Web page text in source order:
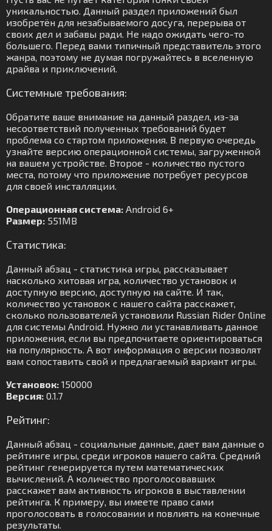
уникальностью. Данный раздел приложений был
изобретён для незабываемого досуга, перерыва от
своих дел и забавы ради. Не надо ожидать чего-то
большего. Перед вами типичный представитель этого
жанра, поэтому не думая погружайтесь в вселенную
драйва и приключений.
Системные требования:
Обратите ваше внимание на данный раздел, из-за
несоответствий полученных требований будет
проблема со стартом приложения. В первую очередь
узнайте версию операционной системы, загруженной
на вашем устройстве. Второе - количество пустого
места, потому что приложение потребует ресурсов
для своей инсталляции.
Операционная система: Android 6+
Размер: 551MB
Статистика:
Данный абзац - статистика игры, рассказывает
насколько хитовая игра, количество установок и
доступную версию, доступную на сайте. И так,
количество установок с нашего сайта расскажет,
сколько пользователей установили Russian Rider Online
для системы Android. Нужно ли устанавливать данное
приложения, если вы предпочитаете ориентироваться
на популярность. А вот информация о версии позволят
вам сопоставить свой и предлагаемый вариант игры.
Установок: 150000
Версия: 0.1.7
Рейтинг:
Данный абзац - социальные данные, дает вам данные о
рейтинге игры, среди игроков нашего сайта. Средний
рейтинг генерируется путем математических
вычислений. А количество проголосовавших
расскажет вам активность игроков в выставлении
рейтинга. К примеру, вы имеете право сами
проголосовать в голосовании и повлиять на конечные
результаты.